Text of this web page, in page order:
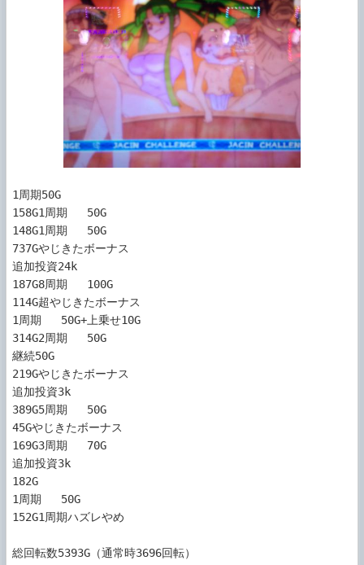
1周期50G
158G1周期   50G
148G1周期   50G
737Gやじきたボーナス
追加投資24k
187G8周期   100G
114G超やじきたボーナス
1周期   50G+上乗せ10G
314G2周期   50G
継続50G
219Gやじきたボーナス
追加投資3k
389G5周期   50G
45Gやじきたボーナス
169G3周期   70G
追加投資3k
182G
1周期   50G
152G1周期ハズレやめ
総回転数5393G（通常時3696回転）